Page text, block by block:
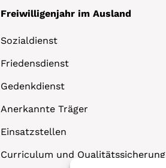
Freiwilligenjahr im Ausland
Sozialdienst
Friedensdienst
Gedenkdienst
Anerkannte Träger
Einsatzstellen
Curriculum und Qualitätssicherung